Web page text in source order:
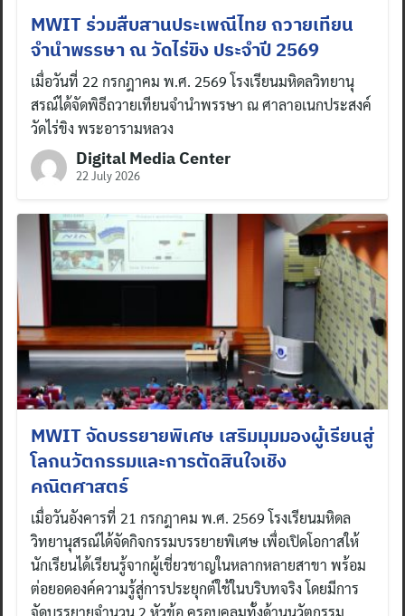
MWIT ร่วมสืบสานประเพณีไทย ถวายเทียน
จำนำพรรษา ณ วัดไร่ขิง ประจำปี 2569
เมื่อวันที่ 22 กรกฎาคม พ.ศ. 2569 โรงเรียนมหิดลวิทยานุ
สรณ์ได้จัดพิธีถวายเทียนจำนำพรรษา ณ ศาลาอเนกประสงค์
วัดไร่ขิง พระอารามหลวง
Digital Media Center
22 July 2026
MWIT จัดบรรยายพิเศษ เสริมมุมมองผู้เรียนสู่
โลกนวัตกรรมและการตัดสินใจเชิง
คณิตศาสตร์
เมื่อวันอังคารที่ 21 กรกฎาคม พ.ศ. 2569 โรงเรียนมหิดล
วิทยานุสรณ์ได้จัดกิจกรรมบรรยายพิเศษ เพื่อเปิดโอกาสให้
นักเรียนได้เรียนรู้จากผู้เชี่ยวชาญในหลากหลายสาขา พร้อม
ต่อยอดองค์ความรู้สู่การประยุกต์ใช้ในบริบทจริง โดยมีการ
จัดบรรยายจำนวน 2 หัวข้อ ครอบคลุมทั้งด้านนวัตกรรม